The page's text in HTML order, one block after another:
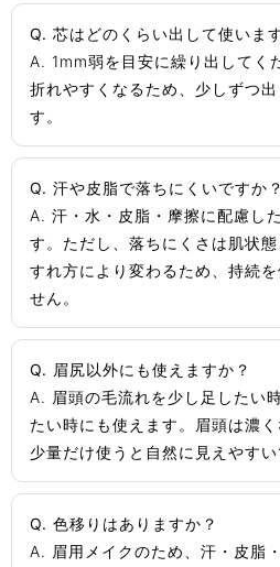
Q. 芯はどのくらい出して使いま
A. 1mm弱を目安に繰り出してく
折れやすくなるため、少しずつ
す。
Q. 汗や皮脂で落ちにくいですか？
A. 汗・水・皮脂・摩擦に配慮し
す。ただし、落ちにくさは肌状
すれ方により変わるため、持続
せん。
Q. 眉尻以外にも使えますか？
A. 眉頭の毛流れを少し足したい
たい時にも使えます。眉頭は濃
少量だけ使うと自然に見えやすい
Q. 色移りはありますか？
A. 眉用メイクのため、汗・皮脂